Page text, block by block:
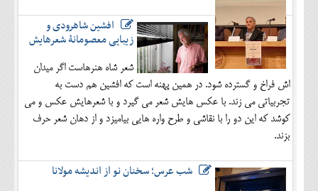
افشین شاهرودی و
زیبایی معصومانۀ شعرهایش
شعر شاه هنرهاست اگر میدان
اش فراخ و گسترده شود. در همین پهنه است که افشین هم دست به
تجربیاتی می زند. با عکس هایش شعر می گیرد و با شعرهایش عکس و می
کوشد که این دو را با نقاشی و طرح واره هایی بیامیزد و از دهان شعر حرف
بزند.
شب عرس؛ سخنان نو از اندیشه مولانا